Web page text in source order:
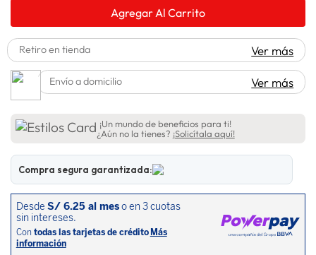
9. lavadora
10. spiderman
Agregar Al Carrito
Retiro en tienda Ver más
Envío a domicilio Ver más
¡Un mundo de beneficios para ti!
¿Aún no la tienes? ¡Solicítala aquí!
Compra segura garantizada: